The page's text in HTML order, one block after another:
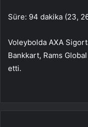
Süre: 94 dakika (23,
Voleybolda AXA
Bankkart, Rams
etti.